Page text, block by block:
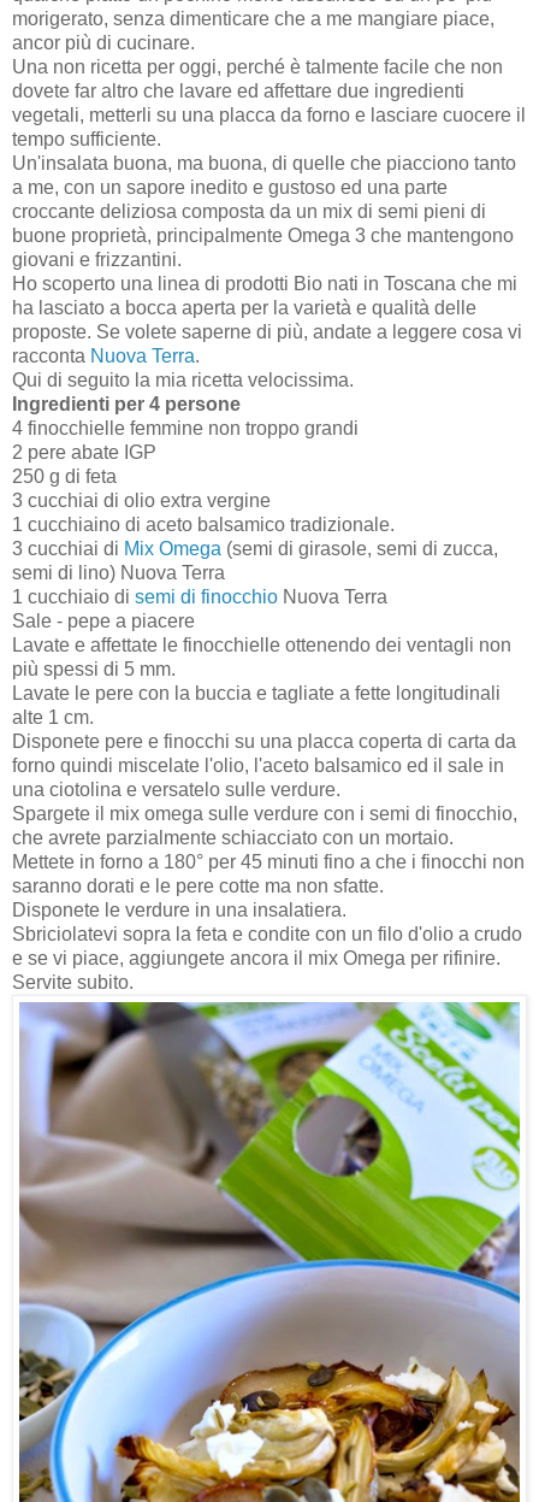
morigerato, senza dimenticare che a me mangiare piace,
ancor più di cucinare.
Una non ricetta per oggi, perché è talmente facile che non
dovete far altro che lavare ed affettare due ingredienti
vegetali, metterli su una placca da forno e lasciare cuocere il
tempo sufficiente.
Un'insalata buona, ma buona, di quelle che piacciono tanto
a me, con un sapore inedito e gustoso ed una parte
croccante deliziosa composta da un mix di semi pieni di
buone proprietà, principalmente Omega 3 che mantengono
giovani e frizzantini.
Ho scoperto una linea di prodotti Bio nati in Toscana che mi
ha lasciato a bocca aperta per la varietà e qualità delle
proposte. Se volete saperne di più, andate a leggere cosa vi
racconta Nuova Terra.
Qui di seguito la mia ricetta velocissima.
Ingredienti per 4 persone
4 finocchielle femmine non troppo grandi
2 pere abate IGP
250 g di feta
3 cucchiai di olio extra vergine
1 cucchiaino di aceto balsamico tradizionale.
3 cucchiai di Mix Omega (semi di girasole, semi di zucca,
semi di lino) Nuova Terra
1 cucchiaio di semi di finocchio Nuova Terra
Sale - pepe a piacere
Lavate e affettate le finocchielle ottenendo dei ventagli non
più spessi di 5 mm.
Lavate le pere con la buccia e tagliate a fette longitudinali
alte 1 cm.
Disponete pere e finocchi su una placca coperta di carta da
forno quindi miscelate l'olio, l'aceto balsamico ed il sale in
una ciotolina e versatelo sulle verdure.
Spargete il mix omega sulle verdure con i semi di finocchio,
che avrete parzialmente schiacciato con un mortaio.
Mettete in forno a 180° per 45 minuti fino a che i finocchi non
saranno dorati e le pere cotte ma non sfatte.
Disponete le verdure in una insalatiera.
Sbriciolatevi sopra la feta e condite con un filo d'olio a crudo
e se vi piace, aggiungete ancora il mix Omega per rifinire.
Servite subito.